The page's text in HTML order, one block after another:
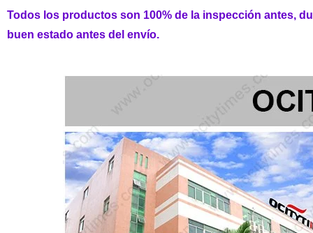
Todos los productos son 100% de la inspección antes,
buen estado antes del envío.